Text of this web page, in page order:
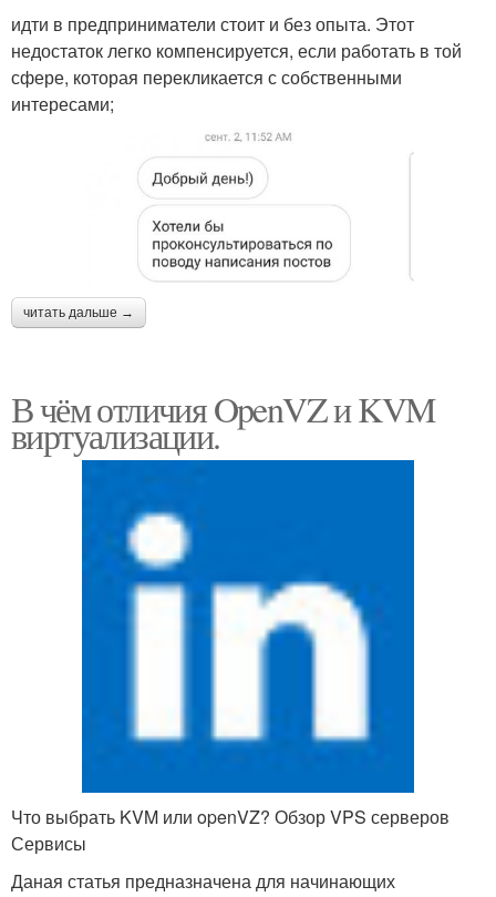
идти в предприниматели стоит и без опыта. Этот
недостаток легко компенсируется, если работать в той
сфере, которая перекликается с собственными
интересами;
читать дальше →
В чём отличия OpenVZ и KVM
виртуализации.
Что выбрать KVM или openVZ? Обзор VPS серверов
Сервисы
Даная статья предназначена для начинающих